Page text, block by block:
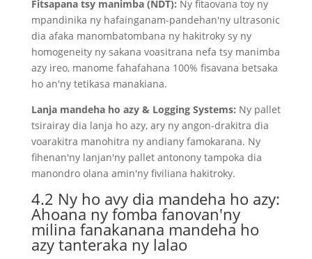
Fitsapana tsy manimba (NDT): Ny fitaovana toy ny
mpandinika ny hafainganam-pandehan'ny ultrasonic
dia afaka manombatombana ny hakitroky sy ny
homogeneity ny sakana voasitrana nefa tsy manimba
azy ireo, manome fahafahana 100% fisavana betsaka
ho an'ny tetikasa manakiana.
Lanja mandeha ho azy & Logging Systems: Ny pallet
tsirairay dia lanja ho azy, ary ny angon-drakitra dia
voarakitra manohitra ny andiany famokarana. Ny
fihenan'ny lanjan'ny pallet antonony tampoka dia
manondro olana amin'ny fiviliana hakitroky.
4.2 Ny ho avy dia mandeha ho azy:
Ahoana ny fomba fanovan'ny
milina fanakanana mandeha ho
azy tanteraka ny lalao